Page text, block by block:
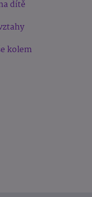
dítě
kolem